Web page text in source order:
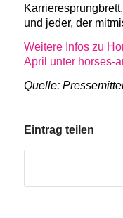
und jeder, der
Weitere Infos zu
April unter horses-
Quelle:
Eintrag teilen